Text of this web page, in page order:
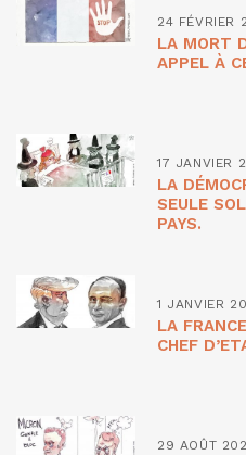
24 FÉVRIER
LA MORT
APPEL À
17 JANVIER
LA
SEULE
PAYS.
1 JANVIER
LA
CHEF
29 AOÛT